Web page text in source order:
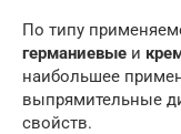
По типу
германиевые и
наибольшее
выпрямительные
свойств.